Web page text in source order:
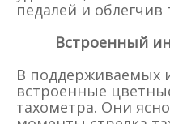
педалей и
Встроенный
В поддерживаемых
встроенные
тахометра. Они